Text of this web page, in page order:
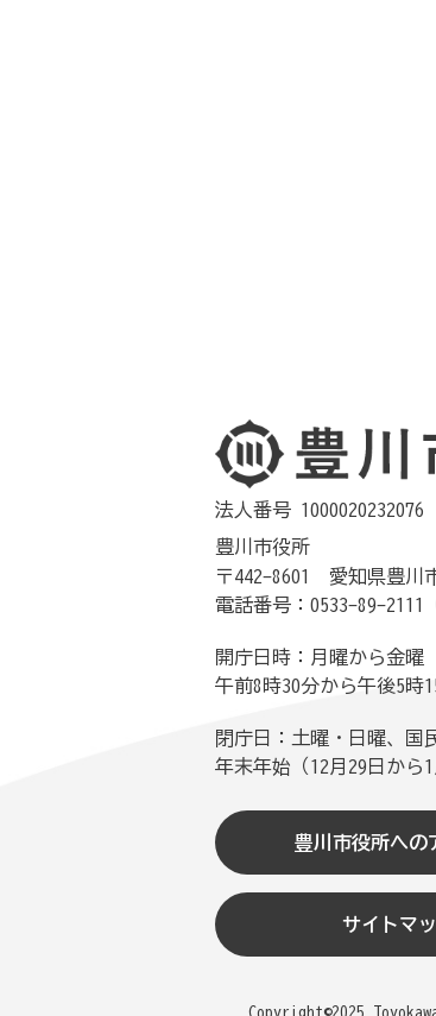
法人番号 1000020232076
豊川市役所
〒442-8601 愛知県豊川
電話番号：0533-89-2111
開庁日時：月曜から金曜
午前8時30分から午後5時
閉庁日：土曜・日曜、国
年末年始（12月29日から1
豊川市役所への
サイトマ
Copyright©2025